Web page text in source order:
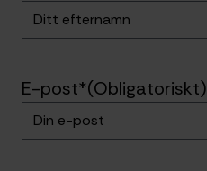
E-post*(Obligatoriskt)